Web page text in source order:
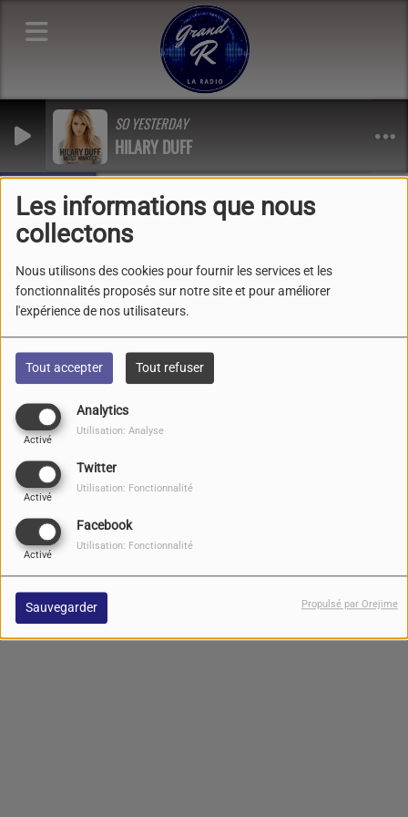
Les informations que nous
collectons
Nous utilisons des cookies pour fournir les services et les
fonctionnalités proposés sur notre site et pour améliorer
l'expérience de nos utilisateurs.
Tout accepter Tout refuser
Analytics
Activé
Utilisation: Analyse
Twitter
Activé
Utilisation: Fonctionnalité
Facebook
Activé
Utilisation: Fonctionnalité
Sauvegarder Propulsé par Orejime
SO YESTERDAY
HILARY DUFF
Les infos !
, au milieu des vieilles pierres et de l’imaginaire 23-24-25
Photos
Les invités de Radio Grand
"R"